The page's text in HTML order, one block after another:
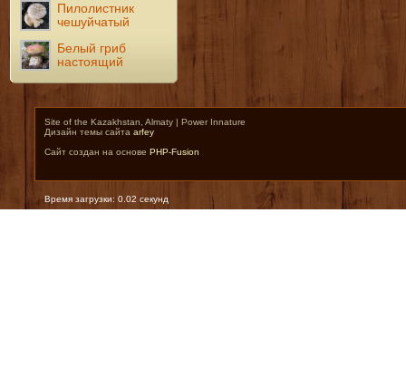
Пилолистник
чешуйчатый
Белый гриб
настоящий
Site of the Kazakhstan, Almaty | Power Innature
Дизайн темы сайта arfey
Сайт создан на основе PHP-Fusion
Время загрузки: 0.02 секунд